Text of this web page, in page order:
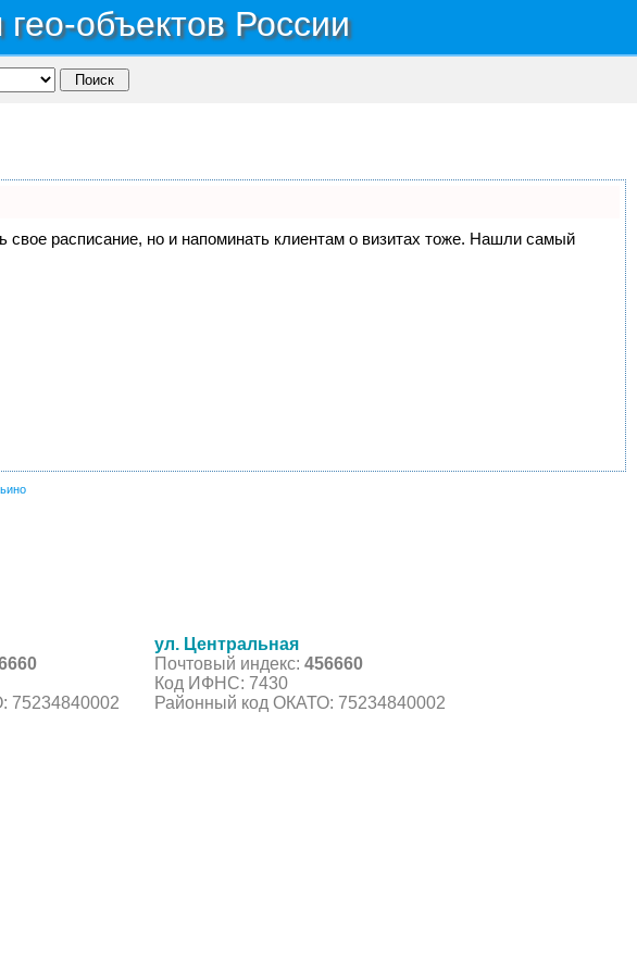
объектов России
свое расписание, но и напоминать клиентам о визитах тоже. Нашли самый
75234840002
ул. Центральная
Почтовый индекс: 456660
Код ИФНС: 7430
Районный код ОКАТО: 75234840002